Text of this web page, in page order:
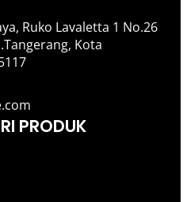
Ruko Lavaletta 1 No.26
Kota
PRODUK